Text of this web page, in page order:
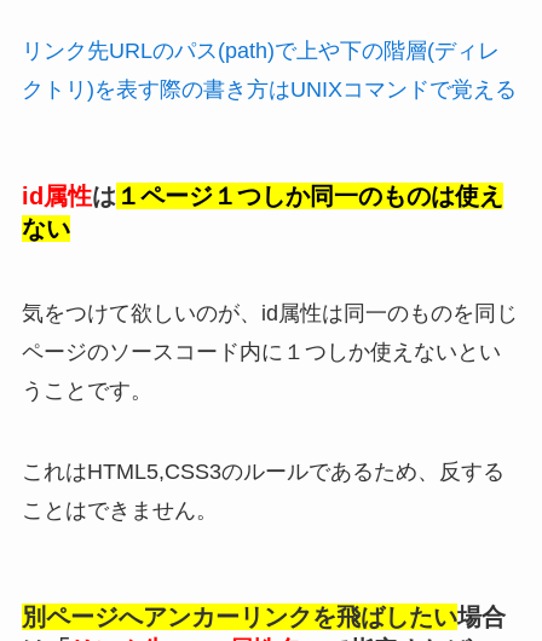
リンク先URLのパス(path)で上や下の階層(ディレ
クトリ)を表す際の書き方はUNIXコマンドで覚える
id属性は １ページ１つしか同一のものは使え
ない
気をつけて欲しいのが、id属性は同一のものを同じ
ページのソースコード内に１つしか使えないとい
うことです。
これはHTML5,CSS3のルールであるため、反する
ことはできません。
別ページへアンカーリンクを飛ばしたい場合